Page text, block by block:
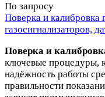
По запросу
Поверка и калибровка
газосигнализаторов,
Поверка и
ключевые процедуры,
надёжность работы
правильности